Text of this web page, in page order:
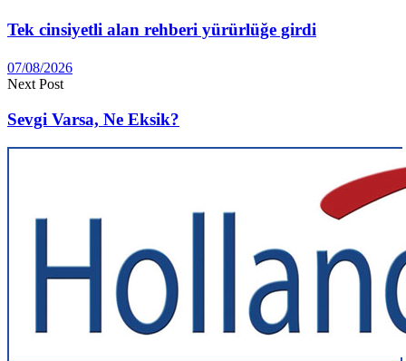
Tek cinsiyetli alan rehberi yürürlüğe girdi
07/08/2026
Next Post
Sevgi Varsa, Ne Eksik?